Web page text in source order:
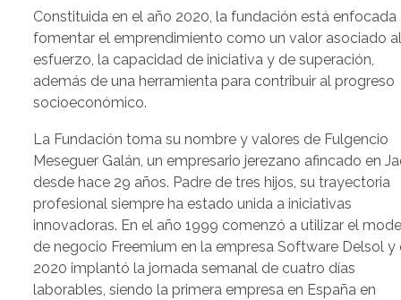
Constituida en el año 2020, la fundación está enfocada
fomentar el emprendimiento como un valor asociado
esfuerzo, la capacidad de iniciativa y de superación,
además de una herramienta para contribuir al progreso
socioeconómico.
La Fundación toma su nombre y valores de Fulgencio
Meseguer Galán, un empresario jerezano afincado en
desde hace 29 años. Padre de tres hijos, su trayectoria
profesional siempre ha estado unida a iniciativas
innovadoras. En el año 1999 comenzó a utilizar el
de negocio Freemium en la empresa Software Delsol y
2020 implantó la jornada semanal de cuatro días
laborables, siendo la primera empresa en España en